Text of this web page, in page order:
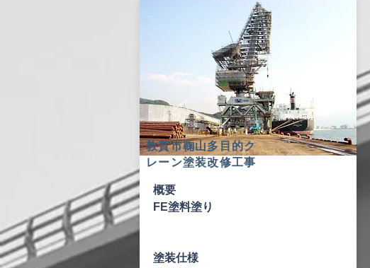
敦賀市鞠山多目的ク
レーン塗装改修工事
概要
FE塗料塗り
塗装仕様